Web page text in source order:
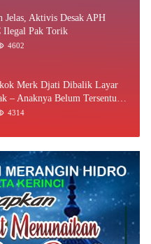
Jelas, Aktivis Desak APH
Ilegal Pak Torik
4602
Merk Djati Dibalik Layar
– Anaknya Belum Tersentuh
4314